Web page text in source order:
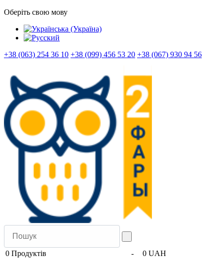
Оберіть свою мову
+38 (063) 254 36 10 +38 (099) 456 53 20 +38 (067) 930 94 56
0 Продуктів -
0 UAH